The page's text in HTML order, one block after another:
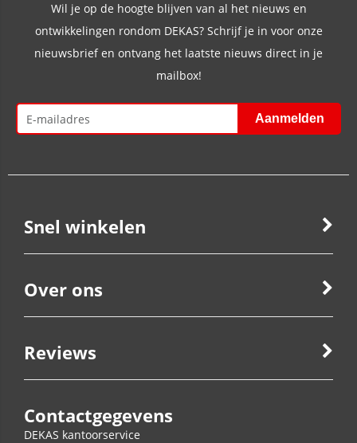
Wil je op de hoogte blijven van al het nieuws en
ontwikkelingen rondom DEKAS? Schrijf je in voor onze
nieuwsbrief en ontvang het laatste nieuws direct in je
mailbox!
Snel winkelen
Over ons
Reviews
Contactgegevens
DEKAS kantoorservice